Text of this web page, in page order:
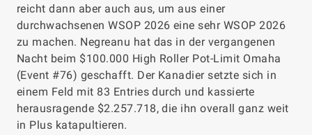
reicht dann aber auch aus, um aus einer
durchwachsenen WSOP 2026 eine sehr WSOP 2026
zu machen. Negreanu hat das in der vergangenen
Nacht beim $100.000 High Roller Pot-Limit Omaha
(Event #76) geschafft. Der Kanadier setzte sich in
einem Feld mit 83 Entries durch und kassierte
herausragende $2.257.718, die ihn overall ganz weit
in Plus katapultieren.